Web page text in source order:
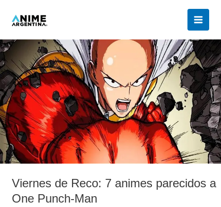
Viernes de Reco: 7 animes parecidos a
One Punch-Man
Viernes
Reco:
7
animes
parecidos
a
One
Punch-
Man